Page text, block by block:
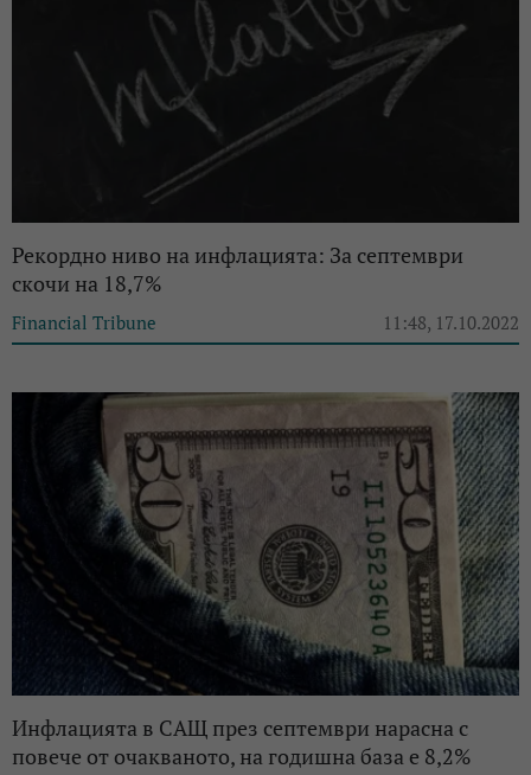
Рекордно ниво на инфлацията: За септември
скочи на 18,7%
Financial Tribune 11:48, 17.10.2022
Инфлацията в САЩ през септември нарасна с
повече от очакваното, на годишна база е 8,2%